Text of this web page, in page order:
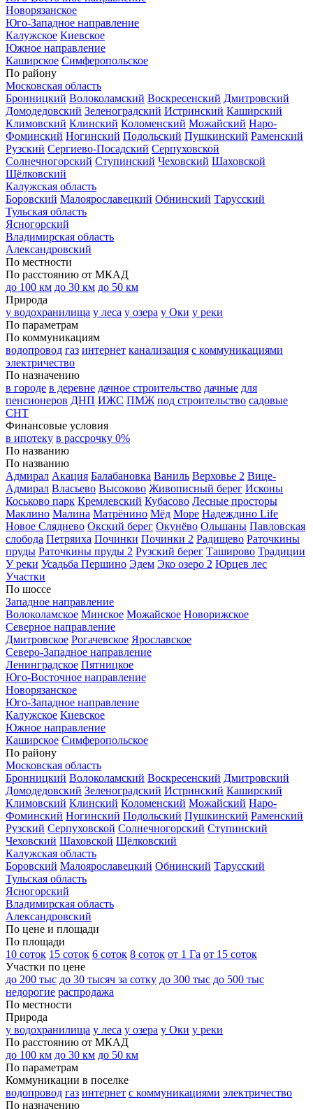
Новорязанское
Юго-Западное направление
Калужское Киевское
Южное направление
Каширское Симферопольское
По району
Московская область
Бронницкий Волоколамский Воскресенский Дмитровский
Домодедовский Зеленоградский Истринский Каширский
Климовский Клинский Коломенский Можайский Наро-
Фоминский Ногинский Подольский Пушкинский Раменский
Рузский Сергиево-Посадский Серпуховской
Солнечногорский Ступинский Чеховский Шаховской
Щёлковский
Калужская область
Боровский Малоярославецкий Обнинский Тарусский
Тульская область
Ясногорский
Владимирская область
Александровский
По местности
По расстоянию от МКАД
до 100 км до 30 км до 50 км
Природа
у водохранилища у леса у озера у Оки у реки
По параметрам
По коммуникациям
водопровод газ интернет канализация с коммуникациями
электричество
По назначению
в городе в деревне дачное строительство дачные для
пенсионеров ДНП ИЖС ПМЖ под строительство садовые
СНТ
Финансовые условия
в ипотеку в рассрочку 0%
По названию
По названию
Адмирал Акация Балабановка Ваниль Верховье 2 Вице-
Адмирал Власьево Высоково Живописный берег Исконы
Коськово парк Кремлевский Кубасово Лесные просторы
Маклино Малина Матрёнино Мёд Море Надеждино Life
Новое Сляднево Окский берег Окунёво Ольшаны Павловская
слобода Петряиха Починки Починки 2 Радищево Раточкины
пруды Раточкины пруды 2 Рузский берег Таширово Традиции
У реки Усадьба Першино Эдем Эко озеро 2 Юрцев лес
Участки
По шоссе
Западное направление
Волоколамское Минское Можайское Новорижское
Северное направление
Дмитровское Рогачевское Ярославское
Северо-Западное направление
Ленинградское Пятницкое
Юго-Восточное направление
Новорязанское
Юго-Западное направление
Калужское Киевское
Южное направление
Каширское Симферопольское
По району
Московская область
Бронницкий Волоколамский Воскресенский Дмитровский
Домодедовский Зеленоградский Истринский Каширский
Климовский Клинский Коломенский Можайский Наро-
Фоминский Ногинский Подольский Пушкинский Раменский
Рузский Серпуховской Солнечногорский Ступинский
Чеховский Шаховской Щёлковский
Калужская область
Боровский Малоярославецкий Обнинский Тарусский
Тульская область
Ясногорский
Владимирская область
Александровский
По цене и площади
По площади
10 соток 15 соток 6 соток 8 соток от 1 Га от 15 соток
Участки по цене
до 200 тыс до 30 тысяч за сотку до 300 тыс до 500 тыс
недорогие распродажа
По местности
Природа
у водохранилища у леса у озера у Оки у реки
По расстоянию от МКАД
до 100 км до 30 км до 50 км
По параметрам
Коммуникации в поселке
водопровод газ интернет с коммуникациями электричество
По назначению